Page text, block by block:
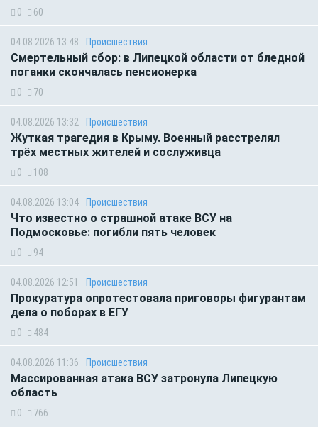
0 60
04.08.2026 13:48 Происшествия
Смертельный сбор: в Липецкой области от бледной
поганки скончалась пенсионерка
0 70
04.08.2026 13:32 Происшествия
Жуткая трагедия в Крыму. Военный расстрелял
трёх местных жителей и сослуживца
0 108
04.08.2026 13:04 Происшествия
Что известно о страшной атаке ВСУ на
Подмосковье: погибли пять человек
0 94
04.08.2026 12:51 Происшествия
Прокуратура опротестовала приговоры фигурантам
дела о поборах в ЕГУ
0 484
04.08.2026 11:36 Происшествия
Массированная атака ВСУ затронула Липецкую
область
0 766